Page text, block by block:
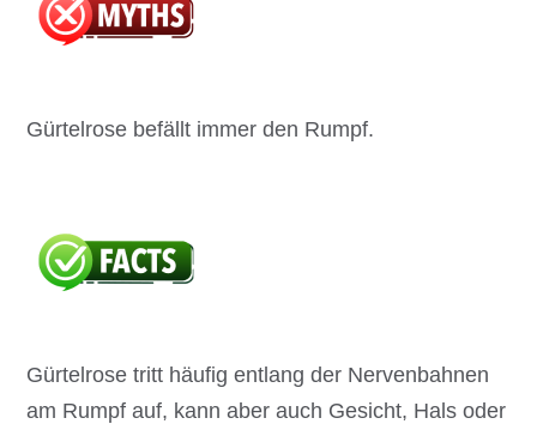
Gürtelrose befällt immer den Rumpf.
Gürtelrose tritt häufig entlang der Nervenbahnen
am Rumpf auf, kann aber auch Gesicht, Hals oder